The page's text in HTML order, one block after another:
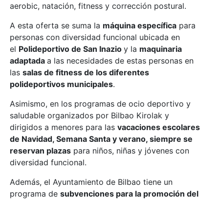
aerobic, natación, fitness y corrección postural.
A esta oferta se suma la máquina específica para
personas con diversidad funcional ubicada en
el Polideportivo de San Inazio y la maquinaria
adaptada a las necesidades de estas personas en
las salas de fitness de los diferentes
polideportivos municipales.
Asimismo, en los programas de ocio deportivo y
saludable organizados por Bilbao Kirolak y
dirigidos a menores para las vacaciones escolares
de Navidad, Semana Santa y verano, siempre se
reservan plazas para niños, niñas y jóvenes con
diversidad funcional.
Además, el Ayuntamiento de Bilbao tiene un
programa de subvenciones para la promoción del